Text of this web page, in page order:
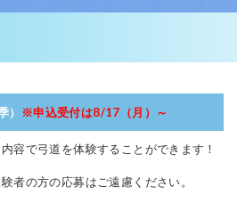
） ※申込受付は8/17（月）～
容で弓道を体験することができます！
者の方の応募はご遠慮ください。